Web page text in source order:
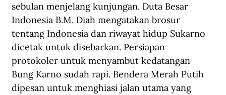
sebulan menjelang kunjungan. Duta Besar
Indonesia B.M. Diah mengatakan brosur
tentang Indonesia dan riwayat hidup Sukarno
dicetak untuk disebarkan. Persiapan
protokoler untuk menyambut kedatangan
Bung Karno sudah rapi. Bendera Merah Putih
dipesan untuk menghiasi jalan utama yang